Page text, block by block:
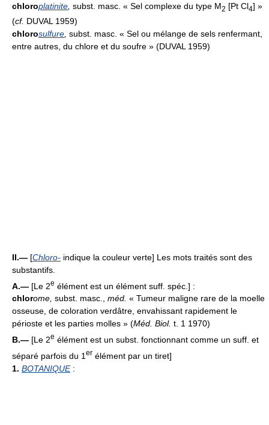
chloroplatinite subst. masc. « Sel complexe du type M2 [Pt Cl4] »
(cf. DUVAL 1959)
chlorosulfure subst. masc. « Sel ou mélange de sels renfermant,
entre autres, du chlore et du soufre » (DUVAL 1959)
II.— [Chloro- indique la couleur verte] Les mots traités sont des
substantifs.
A.— [Le 2e élément est un élément suff. spéc.] :
chlorome, subst. masc., méd. « Tumeur maligne rare de la moelle
osseuse, de coloration verdâtre, envahissant rapidement le
périoste et les parties molles » (Méd. Biol. t. 1 1970)
B.— [Le 2e élément est un subst. fonctionnant comme un suff. et
séparé parfois du 1 er élément par un tiret]
1. BOTANIQUE: